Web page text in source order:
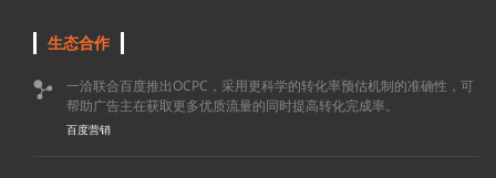
生态合作

一洽联合百度推出OCPC，采用更科学的转化率预估机制的准确性，可
帮助广告主在获取更多优质流量的同时提高转化完成率。
百度营销